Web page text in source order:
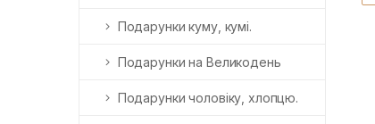
Подарунки куму, кумі.
Подарунки на Великодень
Подарунки чоловіку, хлопцю.